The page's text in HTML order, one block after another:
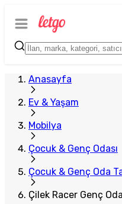
Anasayfa
Ev & Yaşam
Mobilya
Çocuk & Genç Odası
Çocuk & Genç Oda
Çilek Racer Genç